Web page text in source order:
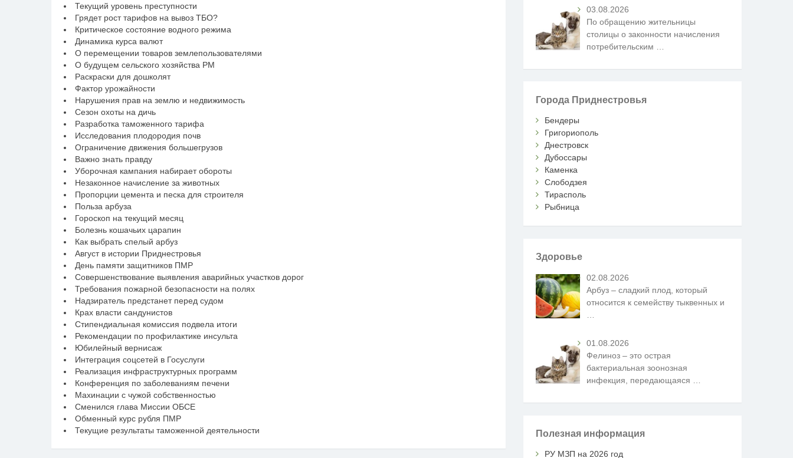
Текущий уровень преступности
Грядет рост тарифов на вывоз ТБО?
Критическое состояние водного режима
Динамика курса валют
О перемещении товаров землепользователями
О будущем сельского хозяйства РМ
Раскраски для дошколят
Фактор урожайности
Нарушения прав на землю и недвижимость
Сезон охоты на дичь
Разработка таможенного тарифа
Исследования плодородия почв
Ограничение движения большегрузов
Важно знать правду
Уборочная кампания набирает обороты
Незаконное начисление за животных
Пропорции цемента и песка для строителя
Польза арбуза
Гороскоп на текущий месяц
Болезнь кошачьих царапин
Как выбрать спелый арбуз
Август в истории Приднестровья
День памяти защитников ПМР
Совершенствование выявления аварийных участков дорог
Требования пожарной безопасности на полях
Надзиратель предстанет перед судом
Крах власти сандунистов
Стипендиальная комиссия подвела итоги
Рекомендации по профилактике инсульта
Юбилейный вернисаж
Интеграция соцсетей в Госуслуги
Реализация инфраструктурных программ
Конференция по заболеваниям печени
Махинации с чужой собственностью
Сменился глава Миссии ОБСЕ
Обменный курс рубля ПМР
Текущие результаты таможенной деятельности
03.08.2026
По обращению жительницы
столицы о законности начисления
потребительским
Города Приднестровья
Бендеры
Григориополь
Днестровск
Дубоссары
Каменка
Слободзея
Тирасполь
Рыбница
Здоровье
02.08.2026
Арбуз – сладкий плод, который
относится к семейству тыквенных и
01.08.2026
Фелиноз – это острая
бактериальная зоонозная
инфекция, передающаяся
Полезная информация
РУ МЗП на 2026 год